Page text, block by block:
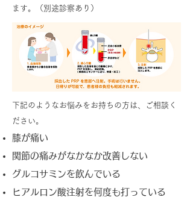
ます。（別途診察あり）
下記のようなお悩みをお持ちの方は、ご相談く
ださい。
膝が痛い
関節の痛みがなかなか改善しない
グルコサミンを飲んでいる
ヒアルロン酸注射を何度も打っている